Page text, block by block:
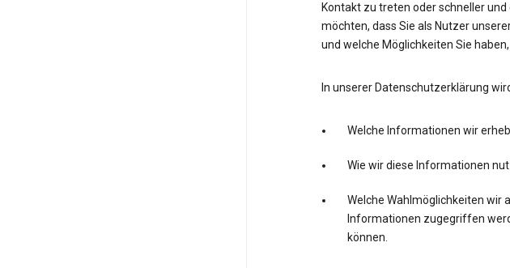
Kontakt zu treten oder schneller
möchten, dass Sie als Nutzer
und welche Möglichkeiten Sie
In unserer Datenschutzerklärung
Welche Informationen wir
Wie wir diese Informationen
Welche Wahlmöglichkeiten wir
Informationen zugegriffen
können.